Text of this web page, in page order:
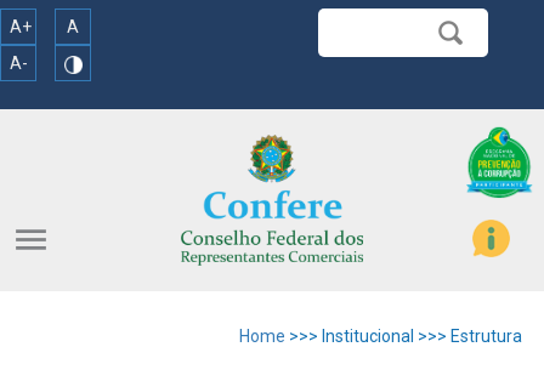
A+
A
A-
menu
Home >>> Institucional >>> Estrutura